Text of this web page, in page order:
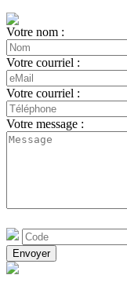
Votre nom :
Votre courriel :
Votre courriel :
Votre message :